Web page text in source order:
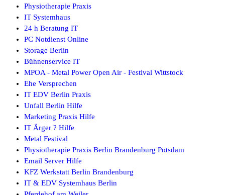
Physiotherapie Praxis
IT Systemhaus
24 h Beratung IT
PC Notdienst Online
Storage Berlin
Bühnenservice IT
MPOA - Metal Power Open Air - Festival Wittstock
Ehe Versprechen
IT EDV Berlin Praxis
Unfall Berlin Hilfe
Marketing Praxis Hilfe
IT Ärger ? Hilfe
Metal Festival
Physiotherapie Praxis Berlin Brandenburg Potsdam
Email Server Hilfe
KFZ Werkstatt Berlin Brandenburg
IT & EDV Systemhaus Berlin